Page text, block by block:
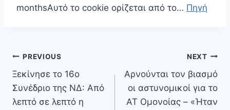
monthsΑυτό το cookie ορίζεται από το… Πηγή
Πλοήγηση
άρθρων
PREVIOUS
Ξεκίνησε το 16ο
Συνέδριο της ΝΔ: Από
λεπτό σε λεπτό η
NEXT
Αρνούνται τον βιασμό
οι αστυνομικοί για το
ΑΤ Ομονοίας – «Ήταν